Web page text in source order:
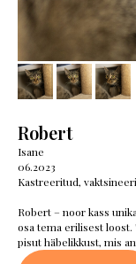
Robert
Isane
06.2023
Kastreeritud,
Robert – noor kass
osa tema erilisest
pisut häbelikkust, mis